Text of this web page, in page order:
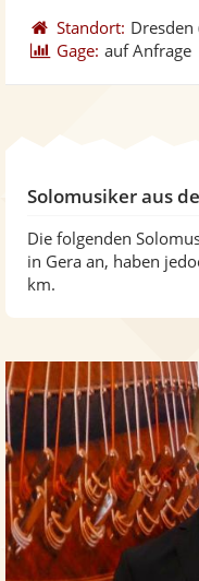
Standort: Dresden
Gage: auf Anfrage
Solomusiker aus
Die folgenden
in Gera an, haben
km.